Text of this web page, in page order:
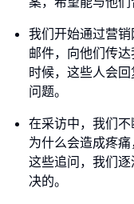
我们开始通过营
邮件，向他们传
时候，这些人会
问题。
在采访中，我们
为什么会造成疼
这些追问，我们
决的。